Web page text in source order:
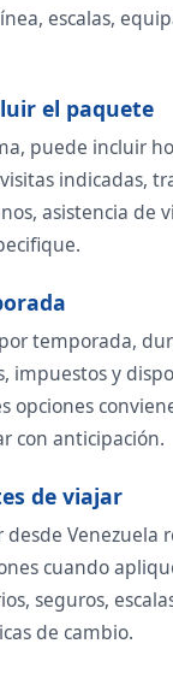
escalas,
el paquete
puede incluir
indicadas,
asistencia de
temporada,
impuestos y
opciones
con anticipación.
de viajar
Venezuela
cuando
seguros,
de cambio.